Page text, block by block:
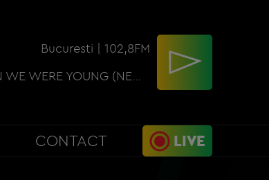
Bucuresti | 102,8FM
DAVID GUETTA - WHEN WE WERE YOUNG (NEW PW 2)
CONTACT LIVE